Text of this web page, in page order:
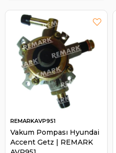
Vakum Pompası Hyundai
Accent Getz | REMARK
REMARKAVP951